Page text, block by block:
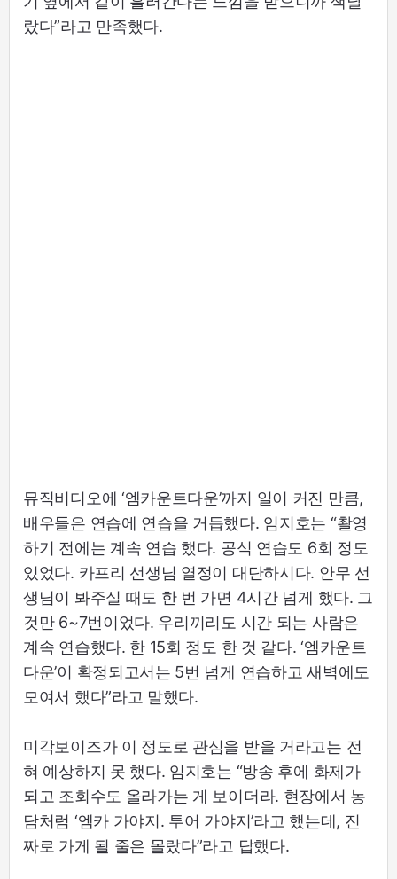
랐다”라고 만족했다.
뮤직비디오에 ‘엠카운트다운’까지 일이 커진 만큼,
배우들은 연습에 연습을 거듭했다. 임지호는 “촬영
하기 전에는 계속 연습 했다. 공식 연습도 6회 정도
있었다. 카프리 선생님 열정이 대단하시다. 안무 선
생님이 봐주실 때도 한 번 가면 4시간 넘게 했다. 그
것만 6~7번이었다. 우리끼리도 시간 되는 사람은
계속 연습했다. 한 15회 정도 한 것 같다. ‘엠카운트
다운’이 확정되고서는 5번 넘게 연습하고 새벽에도
모여서 했다”라고 말했다.
미각보이즈가 이 정도로 관심을 받을 거라고는 전
혀 예상하지 못 했다. 임지호는 “방송 후에 화제가
되고 조회수도 올라가는 게 보이더라. 현장에서 농
담처럼 ‘엠카 가야지. 투어 가야지’라고 했는데, 진
짜로 가게 될 줄은 몰랐다”라고 답했다.